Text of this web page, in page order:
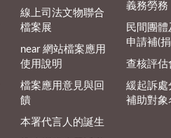
線上司法文物聯合
檔案展
near 網站檔案應用
使用說明
檔案應用意見與回
饋
本署代言人的誕生
義務勞務
民間團
申請補(
查核評估
緩起訴處
補助對象